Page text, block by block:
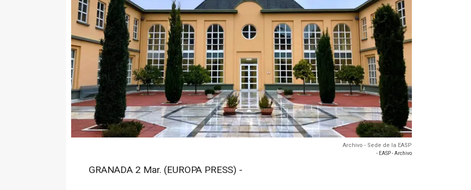
Archivo - Sede de la EASP
- EASP - Archivo
GRANADA 2 Mar. (EUROPA PRESS) -